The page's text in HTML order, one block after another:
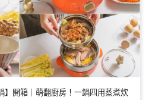
】開箱｜萌翻廚房！一鍋四用蒸煮炊